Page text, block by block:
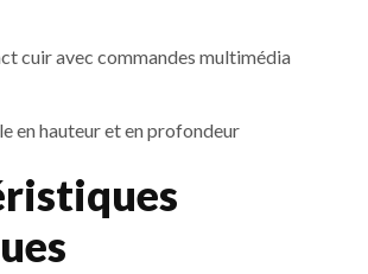
cuir avec commandes multimédia
en hauteur et en profondeur